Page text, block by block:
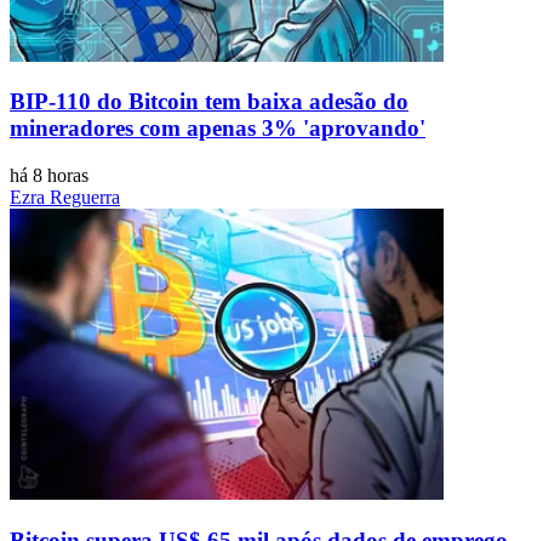
BIP-110 do Bitcoin tem baixa adesão do
mineradores com apenas 3% 'aprovando'
há 8 horas
Ezra Reguerra